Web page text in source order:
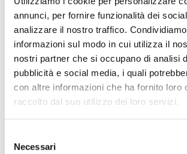
annunci, per fornire funzionalità dei
analizzare il nostro traffico.
informazioni sul modo in cui utilizza il
nostri partner che si occupano di analisi
pubblicità e social media, i quali
con altre informazioni che ha fornito loro
raccolto dal suo utilizzo dei loro servizi.
delNecessari
ispirato alle coreografie carnevalesche
mondo afro-atlantico. In questa
espositivo assume un carattere dinamico: il
invitato a seguire il movimento delle opere
all’esperienza, più che a osservarla
Accanto a questi elementi emergono anche
riposo e contemplazione
che attraversa